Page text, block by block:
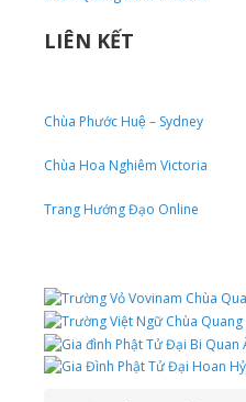
LIÊN KẾT
Chùa Phước Huệ – Sydney
Chùa Hoa Nghiêm Victoria
Trang Hướng Đạo Online